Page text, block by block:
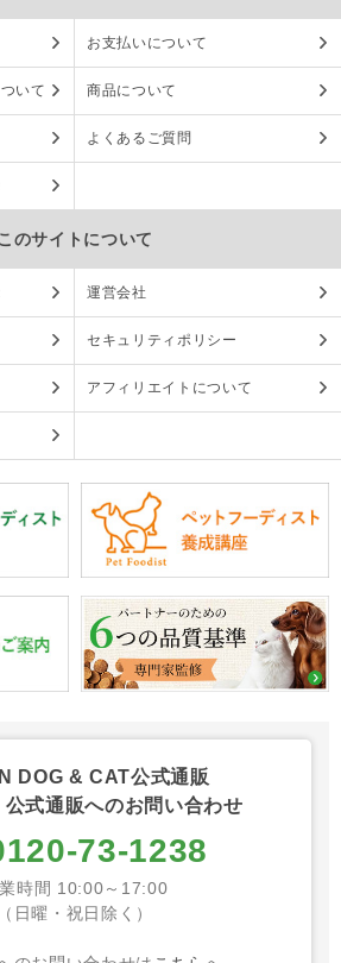
お支払いについて
いて 商品について
よくあるご質問
のサイトについて
運営会社
セキュリティポリシー
アフィリエイトについて
DOG & CAT公式通販
公式通販へのお問い合わせ
73-1238
時間 10:00～17:00
（日曜・祝日除く）